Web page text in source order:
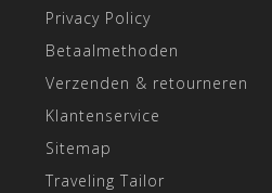
Privacy Policy
Betaalmethoden
Verzenden & retourneren
Klantenservice
Sitemap
Traveling Tailor